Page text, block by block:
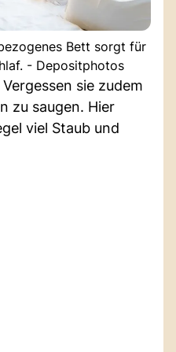
Bett sorgt für
- Depositphotos
Vergessen sie zudem
zu saugen. Hier
viel Staub und